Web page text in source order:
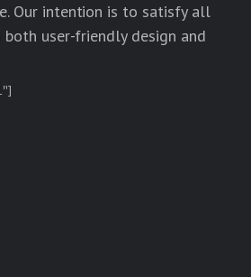
Our intention is to satisfy all
user-friendly design and